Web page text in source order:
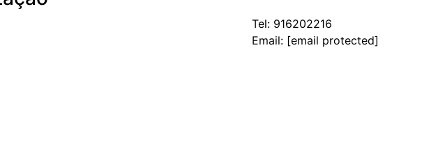
Tel: 916202216
Email: [email protected]